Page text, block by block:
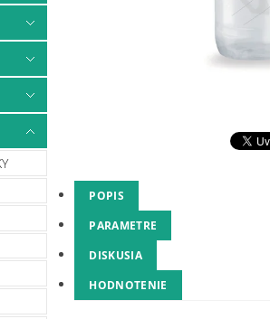
POPIS
PARAMETRE
DISKUSIA
HODNOTENIE